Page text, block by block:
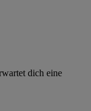
dich eine